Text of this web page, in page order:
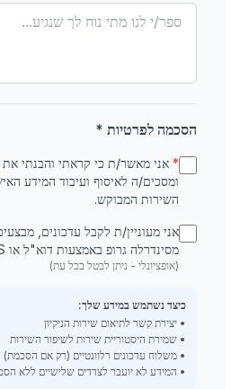
הסכמה לפרטיות *
* אני מאשר/ת כי קראתי והבנתי את
ומסכים/ה לאיסוף ועיבוד המידע
השירות המבוקש.
אני מעוניין/ת לקבל עדכונים,
מסינדרלה גרופ באמצעות דוא"ל או SMS.
(אופציונלי - ניתן לבטל בכל עת)
כיצד נשתמש במידע שלך:
• יצירת קשר לתיאום שירות הניקיון
• שמירת היסטוריית שירות לשיפור השירות
• משלוח עדכונים רלוונטיים (רק אם הסכמת)
• המידע לא יועבר לצדדים שלישיים ללא